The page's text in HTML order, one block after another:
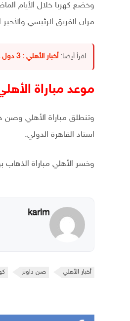
وخضع كهربا خلال الأيام
مران الفريق الرئيسي
اقرأ أيضا: أخبار الأهلي : 3 دول عربية فقط منحت صوتها لصلاح فى البالون دور ! ..تعرف عليهم
موعد مباراة
وتنطلق مباراة الأهلي وصن
استاد القاهرة الدولي.
وخسر الأهلي مباراة الذهاب
karim
أخبار الأهلي صن داونز